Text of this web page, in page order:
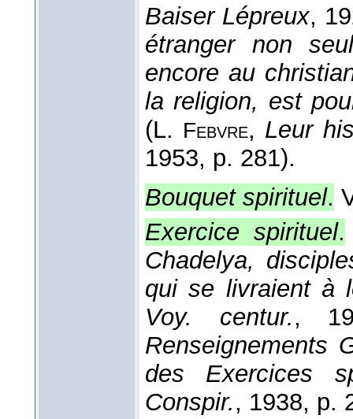
Baiser Lépreux,
étranger non
encore au
la religion, est
(L. Febvre, Leur
1953, p. 281).
Bouquet spirituel.
Exercice spirituel.
Chadelya,
qui se livraient à
Voy. centur.,
Renseignements
des Exercices
Conspir., 1938, p.